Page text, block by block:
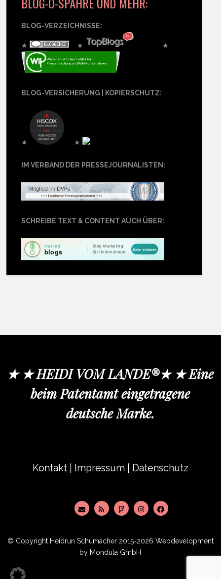
BLOG-VERZEICHNISSE:
★ ★ ★
BLOG-VERSICHERUNG | KOPIERSCHUTZ:
★ ★
IM VERBAND DER PRESSEJOURNALISTEN:
SCHREIBE TEXT & CONTENT AUCH ÜBER:
★ ★ HEIDI VOM LANDE®★ ★ Eine
beim Patentamt eingetragene
deutsche Marke.
Kontakt Impressum Datenschutz
© Copyright Heidrun Schumacher 2015-2026 Webdevelopment
by Mondula GmbH